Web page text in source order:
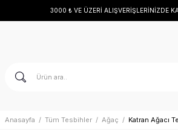
3000 ₺ VE ÜZERİ ALIŞVERİŞLERİNİZDE
Anasayfa Tüm Tesbihler Ağaç Katran Ağacı